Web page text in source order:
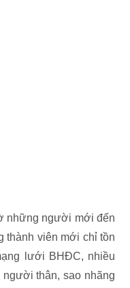
những người mới đến
thành viên mới chỉ tồn
lưới BHĐC, nhiều
thân, sao nhãng